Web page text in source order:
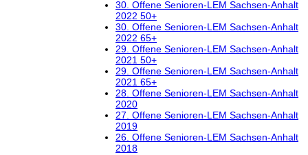
30. Offene Senioren-LEM Sachsen-Anhalt
2022 50+
30. Offene Senioren-LEM Sachsen-Anhalt
2022 65+
29. Offene Senioren-LEM Sachsen-Anhalt
2021 50+
29. Offene Senioren-LEM Sachsen-Anhalt
2021 65+
28. Offene Senioren-LEM Sachsen-Anhalt
2020
27. Offene Senioren-LEM Sachsen-Anhalt
2019
26. Offene Senioren-LEM Sachsen-Anhalt
2018